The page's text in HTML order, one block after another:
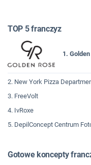
TOP 5 franczyz
1.
2. New York Pizza
3. FreeVolt
4. IvRoxe
5. DepilConcept Centrum
Gotowe koncepty